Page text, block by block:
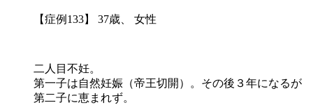
【症例133】 37歳、 女性
二人目不妊。
第一子は自然妊娠（帝王切開）。その後３年になるが
第二子に恵まれず。